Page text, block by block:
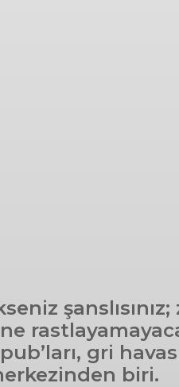
şanslısınız;
gri
biri.